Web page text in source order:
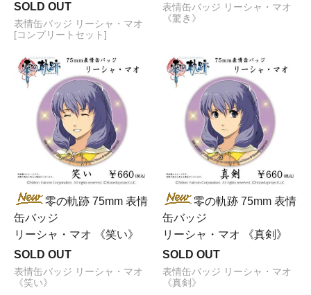
SOLD OUT
表情缶バッジ リーシャ・マオ
[コンプリートセット]
表情缶バッジ リーシャ・マオ
《驚き》
零の軌跡 75mm 表情
缶バッジ
リーシャ・マオ 《笑い》
SOLD OUT
表情缶バッジ リーシャ・マオ
《笑い》
零の軌跡 75mm 表情
缶バッジ
リーシャ・マオ 《真剣》
SOLD OUT
表情缶バッジ リーシャ・マオ
《真剣》